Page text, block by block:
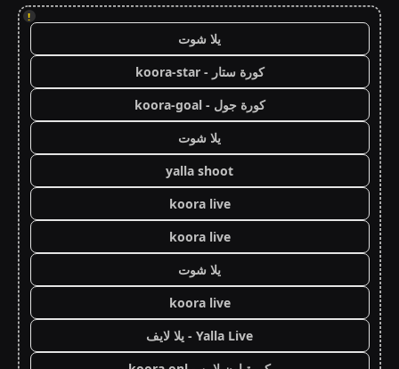
!
يلا شوت
كورة ستار - koora-star
كورة جول - koora-goal
يلا شوت
yalla shoot
koora live
koora live
يلا شوت
koora live
Yalla Live - يلا لايف